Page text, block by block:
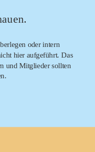
oder intern
hier aufgeführt. Das
und Mitglieder sollten